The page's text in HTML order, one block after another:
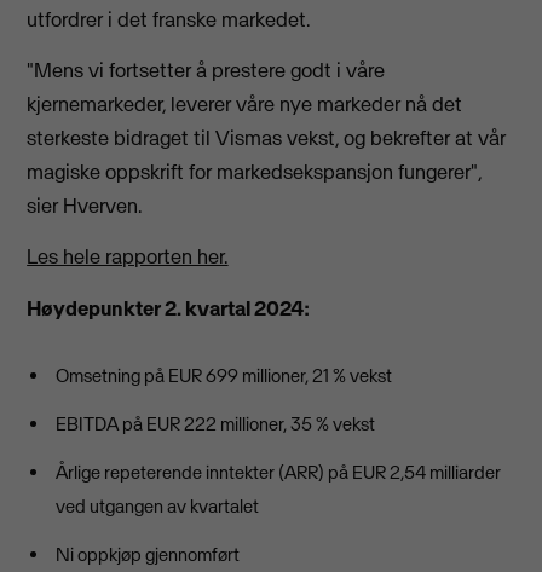
utfordrer i det franske markedet.
"Mens vi fortsetter å prestere godt i våre
kjernemarkeder, leverer våre nye markeder nå det
sterkeste bidraget til Vismas vekst, og bekrefter at vår
magiske oppskrift for markedsekspansjon fungerer",
sier Hverven.
Les hele rapporten her.
Høydepunkter 2. kvartal 2024:
Omsetning på EUR 699 millioner, 21 % vekst
EBITDA på EUR 222 millioner, 35 % vekst
Årlige repeterende inntekter (ARR) på EUR 2,54 milliarder
ved utgangen av kvartalet
Ni oppkjøp gjennomført